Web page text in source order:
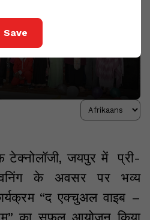
Save
टेक्नोलॉजी, जयपुर में प्री-
के अवसर पर भव्य
“द एक्चुअल वाइब –